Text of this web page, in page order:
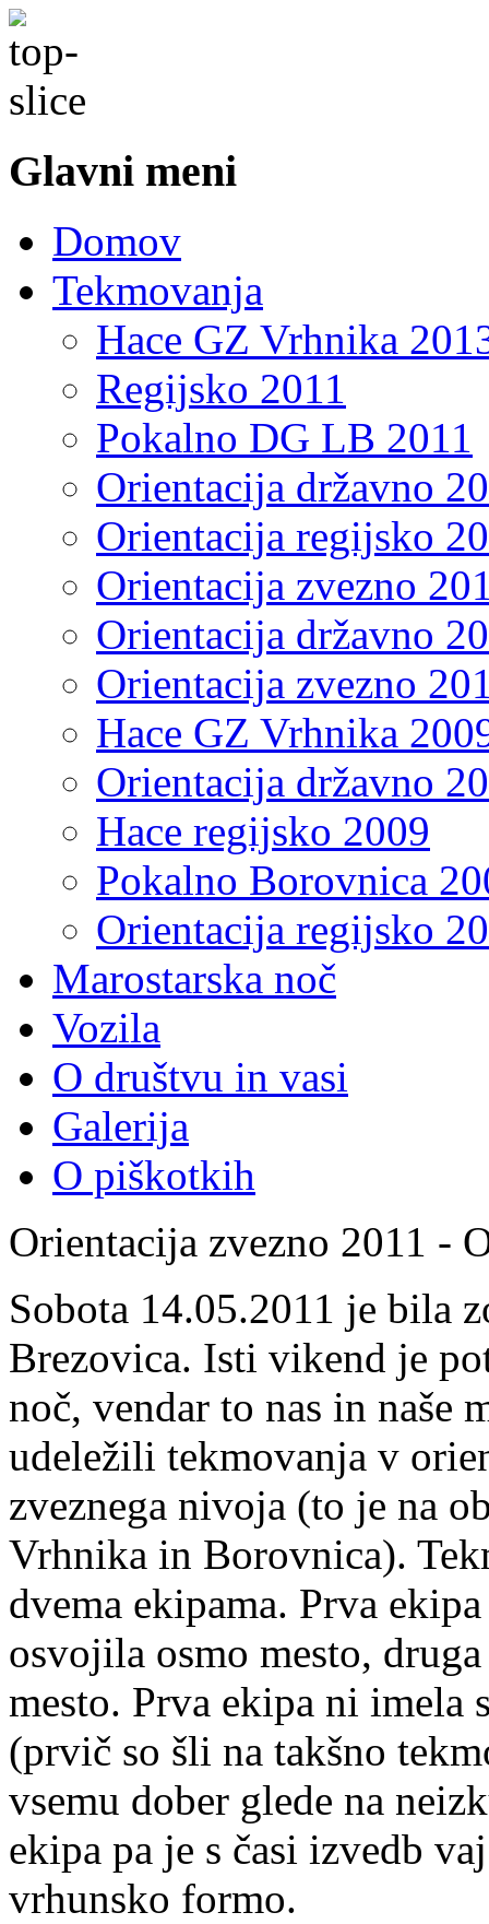
Glavni meni
Domov
Tekmovanja
Hace GZ Vrhnika
Regijsko 2011
Pokalno DG LB 2011
Orientacija državno
Orientacija regijsko
Orientacija zvezno
Orientacija državno
Orientacija zvezno
Hace GZ Vrhnika
Orientacija državno
Hace regijsko 2009
Pokalno Borovnica
Orientacija regijsko
Marostarska noč
Vozila
O društvu in vasi
Galerija
O piškotkih
Orientacija zvezno 2011 -
Sobota 14.05.2011 je bila
Brezovica. Isti vikend je
noč, vendar to nas in naše
udeležili tekmovanja v
zveznega nivoja (to je na
Vrhnika in Borovnica).
dvema ekipama. Prva
osvojila osmo mesto,
mesto. Prva ekipa ni imela
(prvič so šli na takšno
vsemu dober glede na
ekipa pa je s časi izvedb
vrhunsko formo.